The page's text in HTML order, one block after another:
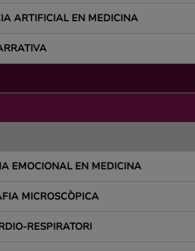
ARTIFICIAL EN MEDICINA
EMOCIONAL EN MEDICINA
MICROSCÒPICA
RESPIRATORI